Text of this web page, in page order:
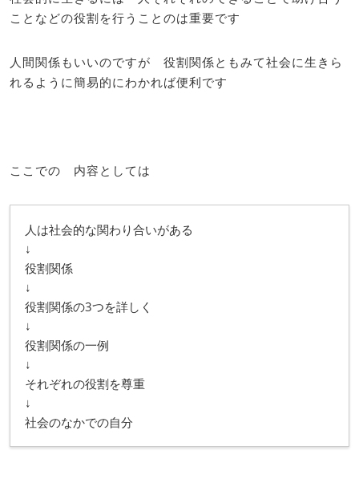
ことなどの役割を行うことのは重要です
人間関係もいいのですが 役割関係ともみて社会に生きら
れるように簡易的にわかれば便利です
ここでの 内容としては
人は社会的な関わり合いがある
↓
役割関係
↓
役割関係の3つを詳しく
↓
役割関係の一例
↓
それぞれの役割を尊重
↓
社会のなかでの自分